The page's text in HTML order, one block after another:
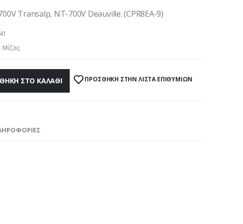
Transalp, NT-700V Deauville. (CPR8EA-9)
Μίζας
ΣΤΟ ΚΑΛΆΘΙ ΠΡΌΣΘΉΚΗ ΣΤΗΝ ΛΊΣΤΑ ΕΠΙΘΥΜΙΏΝ